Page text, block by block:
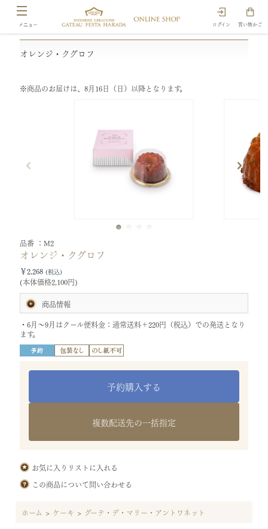
ログイン 買い物かご
オレンジ・クグロフ
オレンジ・クグロフ
※商品のお届けは、8月16日（日）以降となります。
￥2,268
(本体価格2,100円)
品番 M2
商品情報
賞味期限:製造日より7日
(お届けの商品は、賞味期間の半分以上を有したものです。)
内容量:クグロフ1個
サイズ:[クグロフ]直径14×高さ7.5cm
[化粧箱]タテ19×ヨコ19.3×高さ9.5ｃｍ
(袋：ケーキ用)
特定原材料等28品目:小麦・乳・卵・オレンジ・アーモンド
原材料:バター(国内製造)、卵、砂糖、小麦粉、アーモンド加工品、
（ペクチン）、酸味料
召し上がりください。
・6月～9月はクール便料金：通常送料＋220円（税込）での発送となり
ます。
複数配送先の一括指定
お気に入りリストに入れる
この商品について問い合わせる
ホーム > ケーキ > グーテ・デ・マリー・アントワネット